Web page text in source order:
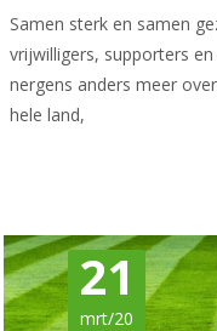
Samen sterk en samen
vrijwilligers, supporters
nergens anders meer
hele land,
21
mrt/20